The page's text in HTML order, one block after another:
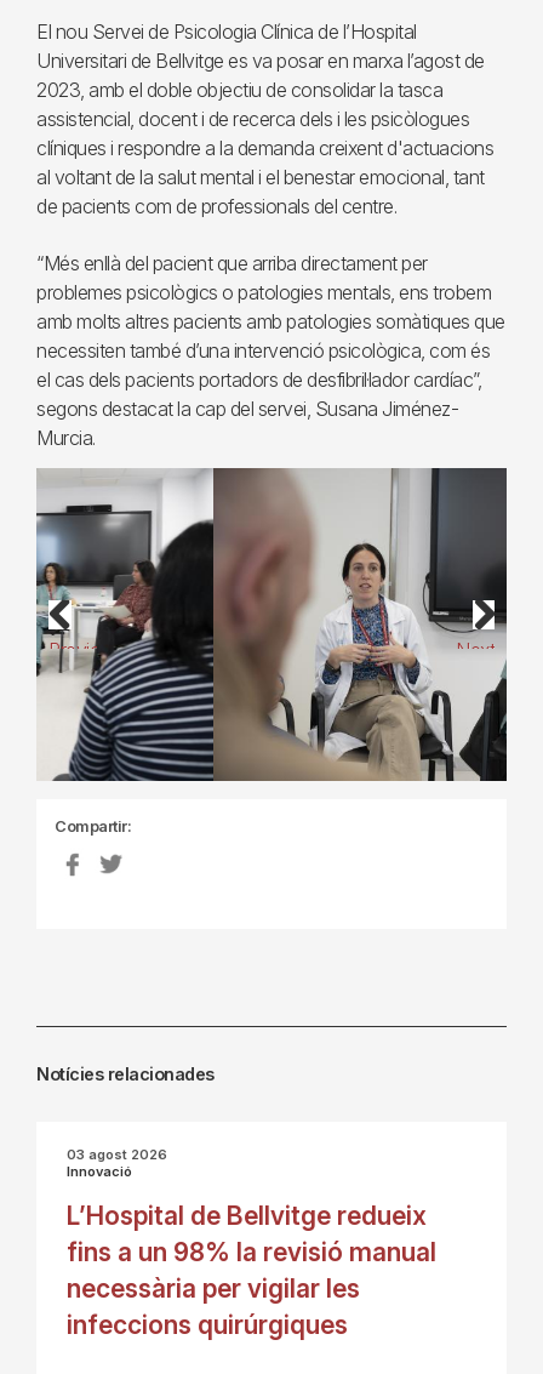
El nou Servei de Psicologia Clínica de l’Hospital
Universitari de Bellvitge es va posar en marxa l’agost de
2023, amb el doble objectiu de consolidar la tasca
assistencial, docent i de recerca dels i les psicòlogues
clíniques i respondre a la demanda creixent d'actuacions
al voltant de la salut mental i el benestar emocional, tant
de pacients com de professionals del centre.
“Més enllà del pacient que arriba directament per
problemes psicològics o patologies mentals, ens trobem
amb molts altres pacients amb patologies somàtiques que
necessiten també d’una intervenció psicològica, com és
el cas dels pacients portadors de desfibril·lador cardíac”,
segons destacat la cap del servei, Susana Jiménez-
Murcia.
Previous Next
Compartir:
Notícies relacionades
03 agost 2026
Innovació
L’Hospital de Bellvitge redueix
fins a un 98% la revisió manual
necessària per vigilar les
infeccions quirúrgiques